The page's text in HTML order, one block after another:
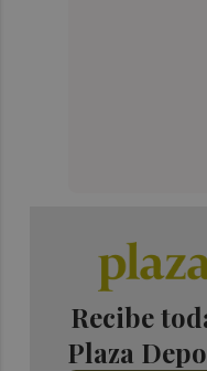
Recibe
Plaza